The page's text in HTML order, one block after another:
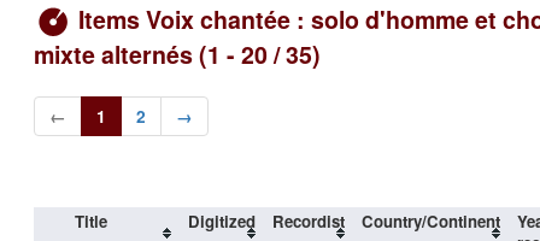
Items Voix chantée : solo d'homme et
mixte alternés (1 - 20 / 35)
← 1 2 →
Title Digitized Recordist Country/Continent